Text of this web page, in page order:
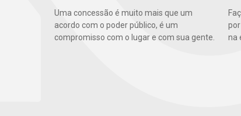
Uma concessão é muito mais que um
acordo com o poder público, é um
compromisso com o lugar e com sua gente.
na